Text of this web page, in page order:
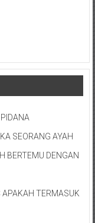
SEORANG AYAH
BERTEMU DENGAN
TERMASUK